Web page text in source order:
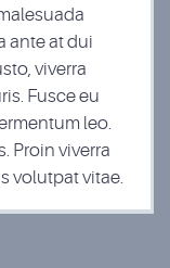
ante at dui
viverra
Fusce eu
leo.
Proin viverra
volutpat vitae.